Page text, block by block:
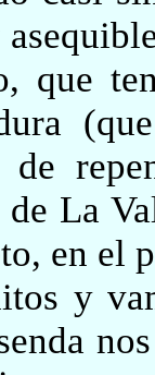
que
de
La
en el
y